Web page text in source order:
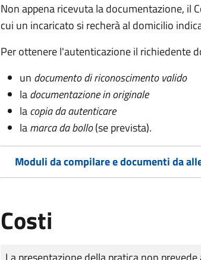
Non appena ricevuta la documentazione, il
cui un incaricato si recherà al domicilio
Per ottenere l'autenticazione il richiedente
un documento di riconoscimento valido
ladocumentazione in originale
lacopia da autenticare
lamarca da bollo(se prevista).
Moduli da compilare e documenti da
Costi
Tipo di pagamento
Importo